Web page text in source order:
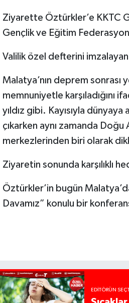
Ziyarette Öztürkler’e KKTC
Gençlik ve Eğitim
Valilik özel defterini
Malatya’nın deprem
memnuniyetle karşıladığını
yıldız gibi. Kayısıyla
çıkarken aynı zamanda
merkezlerinden biri olarak
Ziyaretin sonunda karşılıklı
Öztürkler’in bugün
Davamız” konulu bir
EDITÖRÜN